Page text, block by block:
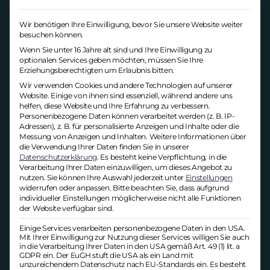
Warum nicht auch mal die
althergebrachte Struktur aufbrechen und
mit den Vorzügen der Ausschreibung
starten, anstelle der Erwartungen?
Gestaltung & Layout
Je nachdem, wo die Anzeige
veröffentlicht wird, kann der
Gestaltungsspielraum eingeschränkt sein.
Sofern die Möglichkeit besteht, ist es in
jedem Fall ratsam, die
Stellenausschreibung ansprechend zu
gestalten. Einangenehmes Layout mit
visuellen Auflockerungenwirkt auf
Kandidaten attraktiver als lange
Textwüsten oder ausschweifende
Wir benötigen Ihre Einwilligung, bevor Sie unsere Website weiter
besuchen können.
Wenn Sie unter 16 Jahre alt sind und Ihre Einwilligung zu
optionalen Services geben möchten, müssen Sie Ihre
Erziehungsberechtigten um Erlaubnis bitten.
Wir verwenden Cookies und andere Technologien auf unserer
Website. Einige von ihnen sind essenziell, während andere uns
helfen, diese Website und Ihre Erfahrung zu verbessern.
Personenbezogene Daten können verarbeitet werden (z. B. IP-
Adressen), z. B. für personalisierte Anzeigen und Inhalte oder die
Messung von Anzeigen und Inhalten. Weitere Informationen über
die Verwendung Ihrer Daten finden Sie in unserer
Datenschutzerklärung. Es besteht keine Verpflichtung, in die
Verarbeitung Ihrer Daten einzuwilligen, um dieses Angebot zu
nutzen. Sie können Ihre Auswahl jederzeit unter Einstellungen
widerrufen oder anpassen. Bitte beachten Sie, dass aufgrund
individueller Einstellungen möglicherweise nicht alle Funktionen
der Website verfügbar sind.
Einige Services verarbeiten personenbezogene Daten in den USA.
Mit Ihrer Einwilligung zur Nutzung dieser Services willigen Sie auch
in die Verarbeitung Ihrer Daten in den USA gemäß Art. 49 (1) lit. a
GDPR ein. Der EuGH stuft die USA als ein Land mit
unzureichendem Datenschutz nach EU-Standards ein. Es besteht